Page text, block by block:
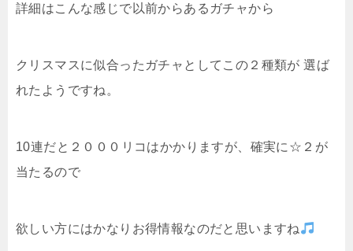
詳細はこんな感じで以前からあるガチャから
クリスマスに似合ったガチャとしてこの２種類が 選ば
れたようですね。
10連だと２０００リコはかかりますが、確実に☆２が
当たるので
欲しい方にはかなりお得情報なのだと思いますね